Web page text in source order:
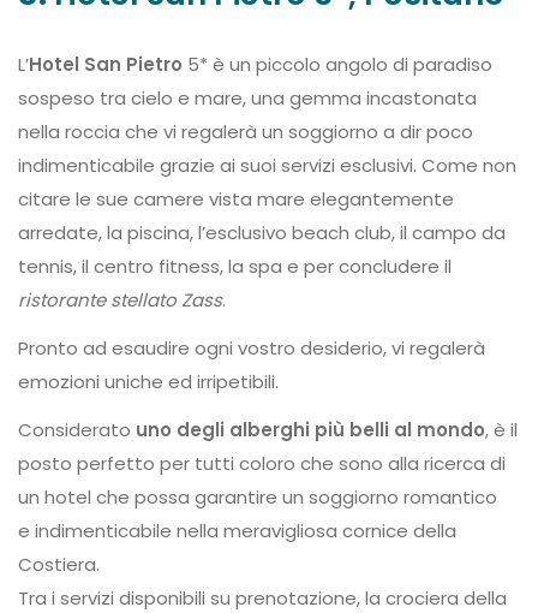
L’Hotel San Pietro 5* è un piccolo angolo di paradiso
sospeso tra cielo e mare, una gemma incastonata
nella roccia che vi regalerà un soggiorno a dir poco
indimenticabile grazie ai suoi servizi esclusivi. Come non
citare le sue camere vista mare elegantemente
arredate, la piscina, l’esclusivo beach club, il campo da
tennis, il centro fitness, la spa e per concludere il
ristorante stellato Zass.
Pronto ad esaudire ogni vostro desiderio, vi regalerà
emozioni uniche ed irripetibili.
Considerato uno degli alberghi più belli al mondo, è il
posto perfetto per tutti coloro che sono alla ricerca di
un hotel che possa garantire un soggiorno romantico
e indimenticabile nella meravigliosa cornice della
Costiera.
Tra i servizi disponibili su prenotazione, la crociera della